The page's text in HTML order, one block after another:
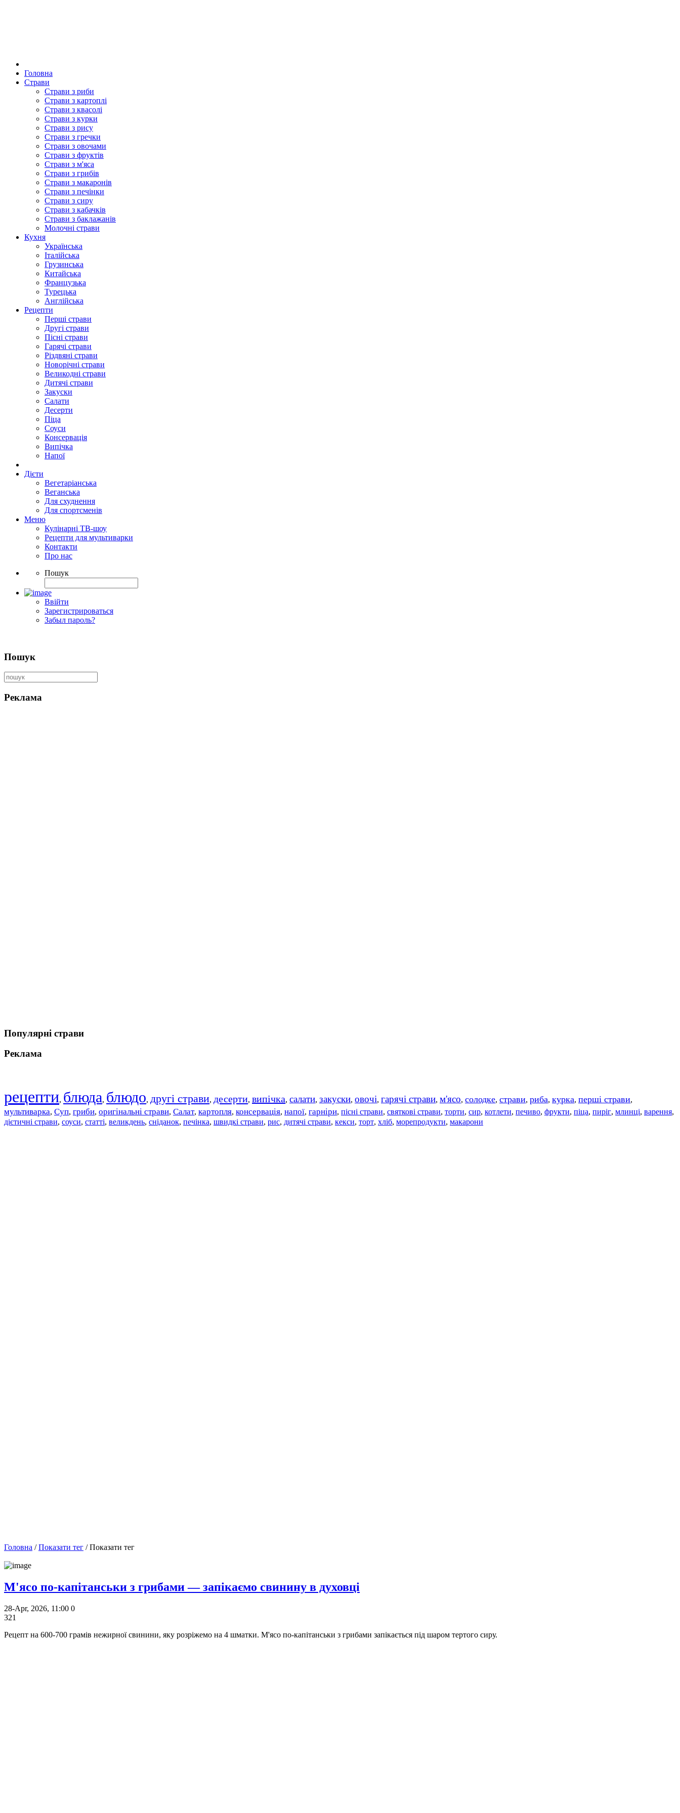
Головна
Страви
Страви з риби
Страви з картоплі
Страви з квасолі
Страви з курки
Страви з рису
Страви з гречки
Страви з овочами
Страви з фруктів
Страви з м'яса
Страви з грибів
Страви з макаронів
Страви з печінки
Страви з сиру
Страви з кабачків
Страви з баклажанів
Молочні страви
Кухня
Українська
Італійська
Грузинська
Китайська
Французька
Турецька
Англійська
Рецепти
Перші страви
Другі страви
Пісні страви
Гарячі страви
Різдвяні страви
Новорічні страви
Великодні страви
Дитячі страви
Закуски
Салати
Десерти
Піца
Соуси
Консервація
Випічка
Напої
Дієти
Вегетаріанська
Веганська
Для схуднення
Для спортсменів
Меню
Кулінарні ТВ-шоу
Рецепти для мультиварки
Контакти
Про нас
Пошук
Ввійти
Зарегистрироваться
Забыл пароль?
Пошук
Реклама
Популярні страви
Реклама
рецепти, блюда, блюдо, другі страви, десерти, випічка, салати, закуски, овочі, гарячі страви, м'ясо, солодке, страви, риба, курка, перші страви,
мультиварка, Суп, гриби, оригінальні страви, Салат, картопля, консервація, напої, гарніри, пісні страви, святкові страви, торти, сир, котлети, печиво, фрукти, піца, пиріг, млинці, варення,
дієтичні страви, соуси, статті, великдень, сніданок, печінка, швидкі страви, рис, дитячі страви, кекси, торт, хліб, морепродукти, макарони
Головна /Показати тег / Показати тег
М'ясо по-капітанськи з грибами — запікаємо свинину в духовці
28-Apr, 2026, 11:00 0
321
Рецепт на 600-700 грамів нежирної свинини, яку розріжемо на 4 шматки. М'ясо по-капітанськи з грибами запікається під шаром тертого сиру.